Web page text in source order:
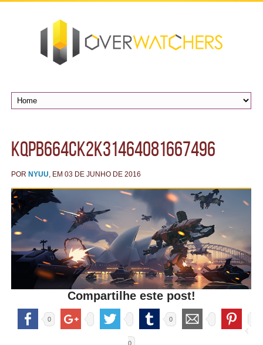
KQPB664CK2K31464081667496
POR NYUU, EM 03 DE JUNHO DE 2016
Compartilhe este post!
0 0
0